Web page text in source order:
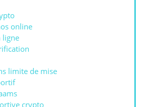
online
ligne
limite de mise
crypto